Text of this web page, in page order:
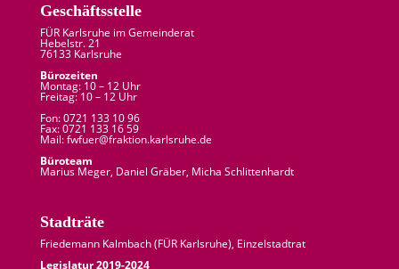
Geschäftsstelle
FÜR Karlsruhe im Gemeinderat
Hebelstr. 21
76133 Karlsruhe
Bürozeiten
Montag: 10 – 12 Uhr
Freitag: 10 – 12 Uhr
Fon: 0721 133 10 96
Fax: 0721 133 16 59
Mail: fwfuer@fraktion.karlsruhe.de
Büroteam
Marius Meger, Daniel Gräber, Micha Schlittenhardt
Stadträte
Friedemann Kalmbach (FÜR Karlsruhe), Einzelstadtrat
Legislatur 2019-2024